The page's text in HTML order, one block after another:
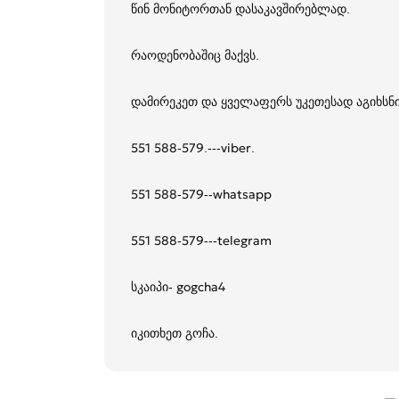
წინ მონიტორთან დასაკავშირებლად.
რაოდენობაშიც მაქვს.
დამირეკეთ და ყველაფერს უკეთესად
551 588-579.---viber.
551 588-579--whatsapp
551 588-579---telegram
სკაიპი- gogcha4
იკითხეთ გოჩა.